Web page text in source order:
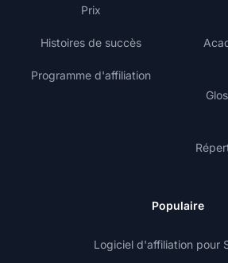
Prix
Histoires de succès
Programme d'affiliation
Populaire
Logiciel d'affiliation pour